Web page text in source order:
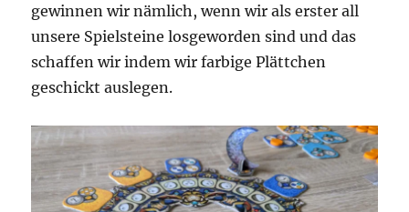
gewinnen wir nämlich, wenn wir als erster all
unsere Spielsteine losgeworden sind und das
schaffen wir indem wir farbige Plättchen
geschickt auslegen.